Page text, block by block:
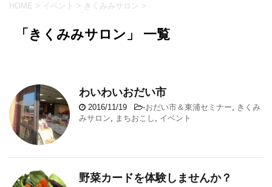
HOME > イベント > きくみみサロン >
「きくみみサロン」 一覧
わいわいおだい市
2016/11/19 -おだい市＆東浦セミナー
きくみ
みサロン
まちおこし イベント
野菜カードを体験しませんか？